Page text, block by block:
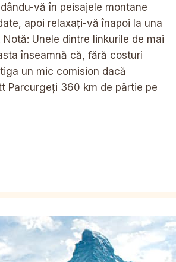
vă în peisajele montane
apoi relaxați-vă înapoi la una
Unele dintre linkurile de mai
înseamnă că, fără costuri
un mic comision dacă
Parcurgeți 360 km de pârtie pe